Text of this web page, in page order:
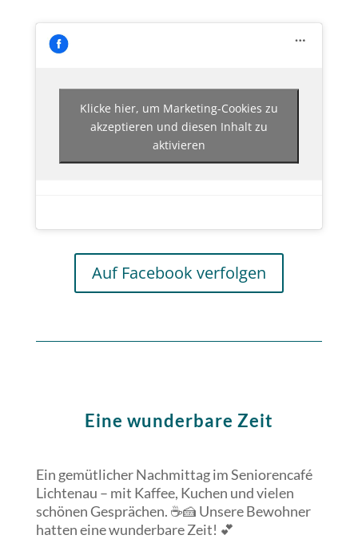
Klicke hier, um Marketing-Cookies zu
akzeptieren und diesen Inhalt zu
aktivieren
Auf Facebook verfolgen
Eine wunderbare Zeit
Ein gemütlicher Nachmittag im Seniorencafé
Lichtenau – mit Kaffee, Kuchen und vielen
schönen Gesprächen. ☕🍰 Unsere Bewohner
hatten eine wunderbare Zeit! 💕